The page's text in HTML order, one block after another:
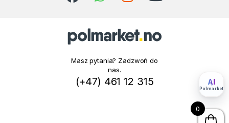
Masz pytania? Zadzwoń do
nas.
(+47) 461 12 315
0
AI
Polmarket